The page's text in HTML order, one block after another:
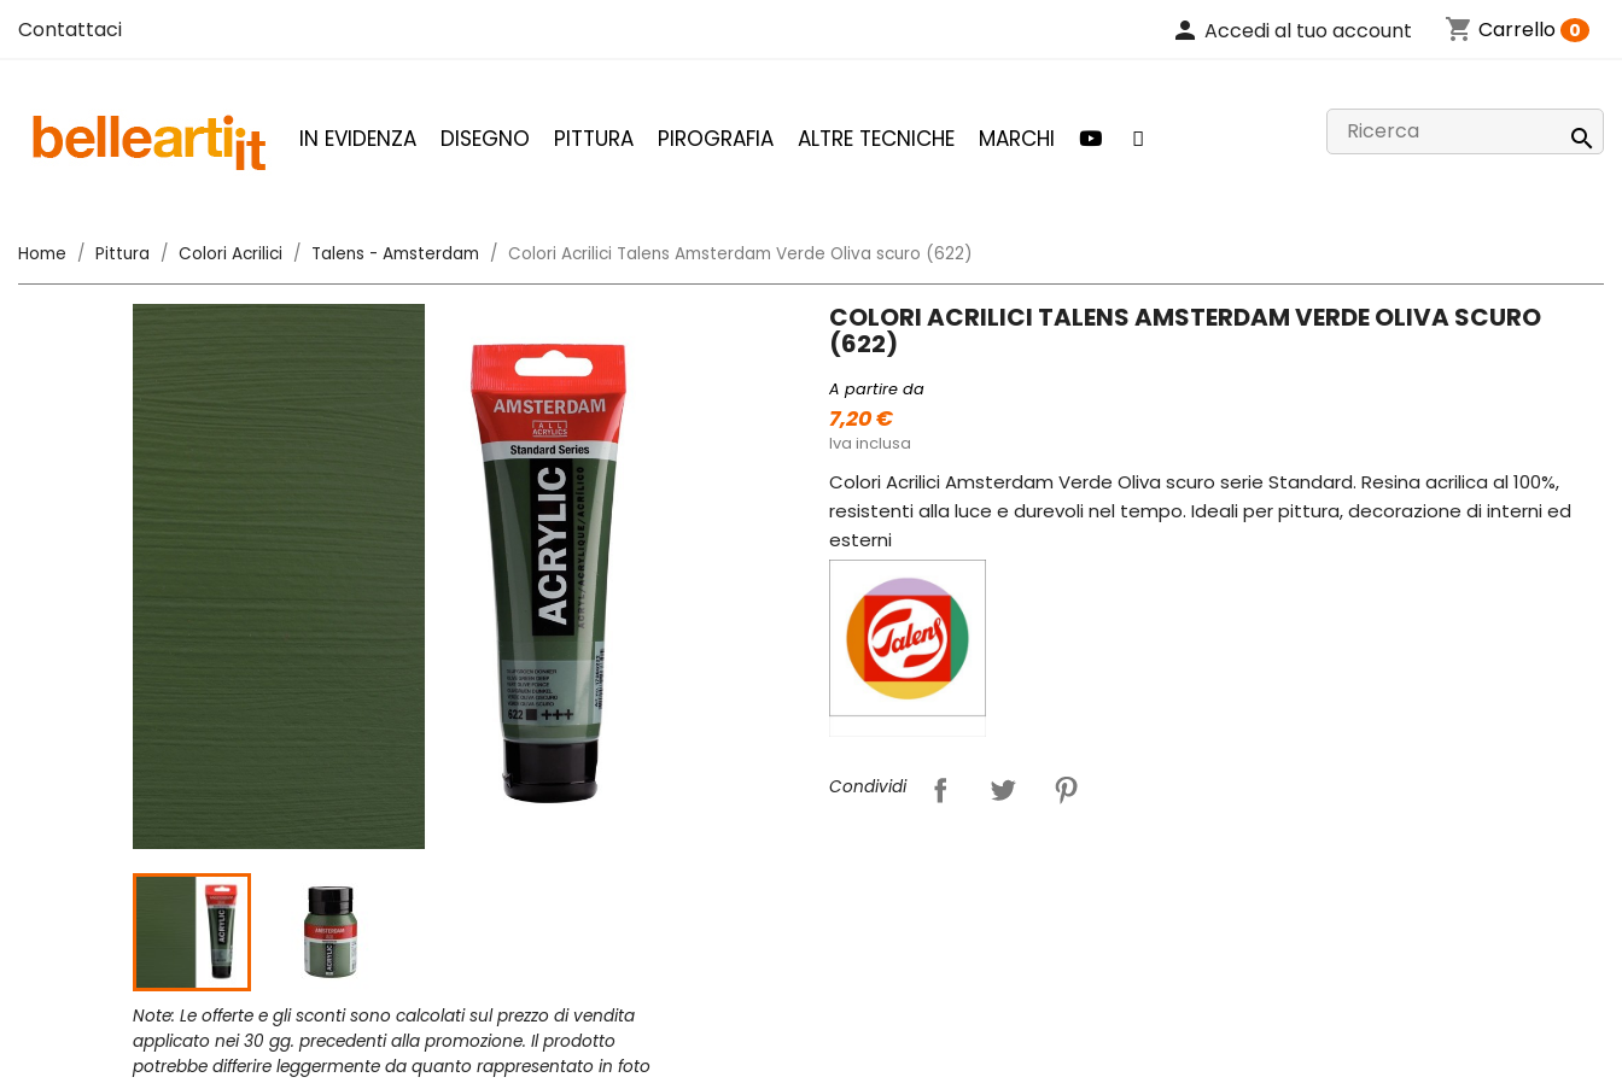
Contattaci person Accedi al tuo account shopping_cart Carrello 0
IN EVIDENZA DISEGNO PITTURA PIROGRAFIA ALTRE TECNICHE MARCHI 
Home Pittura Colori Acrilici Talens - Amsterdam Colori Acrilici Talens Amsterdam Verde Oliva scuro (622)
Note: Le offerte e gli sconti sono calcolati sul prezzo di vendita
applicato nei 30 gg. precedenti alla promozione. Il prodotto
potrebbe differire leggermente da quanto rappresentato in foto
COLORI ACRILICI TALENS AMSTERDAM VERDE OLIVA SCURO
(622)
A partire da
7,20 €
Iva inclusa
Colori Acrilici Amsterdam Verde Oliva scuro serie Standard. Resina acrilica al 100%,
resistenti alla luce e durevoli nel tempo. Ideali per pittura, decorazione di interni ed
esterni
Condividi